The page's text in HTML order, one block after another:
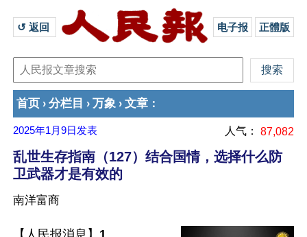
↺ 返回 电子报 正體版
首页 › 分栏目 › 万象 › 文章 ：
2025年1月9日 发表 人气： 87,082
乱世生存指南（127）结合国情，选择什么防
卫武器才是有效的
南洋富商
【人民报消息】 1